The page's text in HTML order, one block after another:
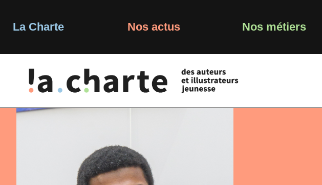
La Charte Nos actus Nos métiers